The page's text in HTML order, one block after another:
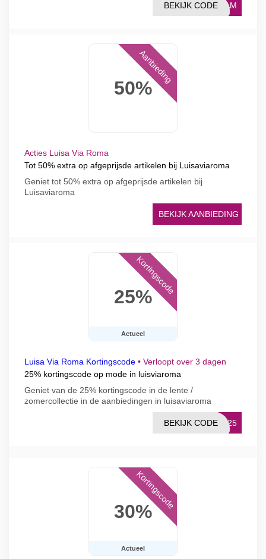
REAM
BEKIJK CODE
50%
Aanbieding
Acties Luisa Via Roma
Tot 50% extra op afgeprijsde artikelen bij Luisaviaroma
Geniet tot 50% extra op afgeprijsde artikelen bij
Luisaviaroma
BEKIJK AANBIEDING
25%
Actueel
Kortingscode
Luisa Via Roma Kortingscode • Verloopt over 3 dagen
25% kortingscode op mode in luisviaroma
Geniet van de 25% kortingscode in de lente /
zomercollectie in de aanbiedingen in luisaviaroma
S25
BEKIJK CODE
30%
Actueel
Kortingscode